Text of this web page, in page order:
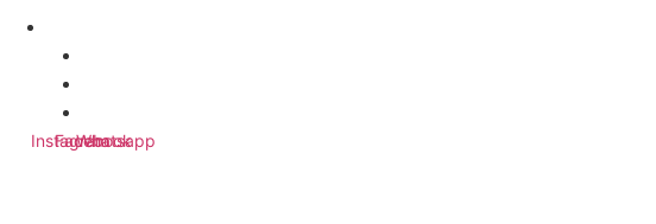
Instagram
Facebook
Whatsapp